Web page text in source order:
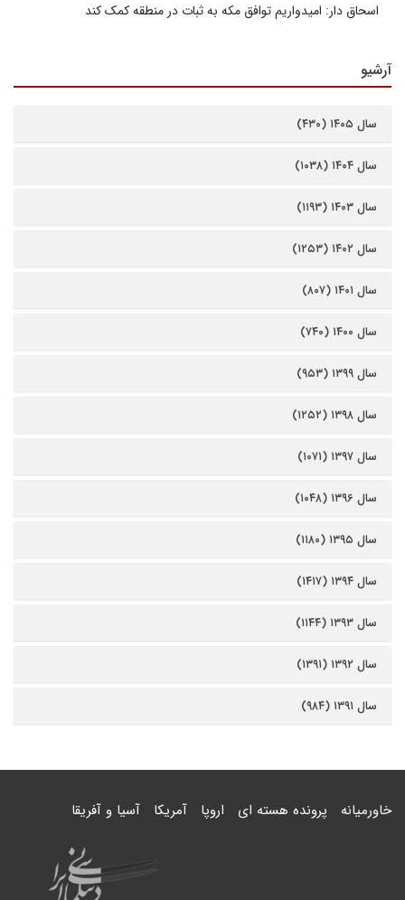
اسحاق دار: امیدواریم توافق مکه به ثبات در منطقه کمک کند
آرشیو
سال ۱۴۰۵ (۴۳۰)
سال ۱۴۰۴ (۱۰۳۸)
سال ۱۴۰۳ (۱۱۹۳)
سال ۱۴۰۲ (۱۲۵۳)
سال ۱۴۰۱ (۸۰۷)
سال ۱۴۰۰ (۷۴۰)
سال ۱۳۹۹ (۹۵۳)
سال ۱۳۹۸ (۱۲۵۲)
سال ۱۳۹۷ (۱۰۷۱)
سال ۱۳۹۶ (۱۰۴۸)
سال ۱۳۹۵ (۱۱۸۰)
سال ۱۳۹۴ (۱۴۱۷)
سال ۱۳۹۳ (۱۱۴۴)
سال ۱۳۹۲ (۱۳۹۱)
سال ۱۳۹۱ (۹۸۴)
خاورمیانه پرونده هسته ای اروپا آمریکا آسیا و آفریقا